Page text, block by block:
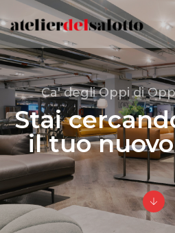
Ca' degli Oppi di
Stai
il tuo